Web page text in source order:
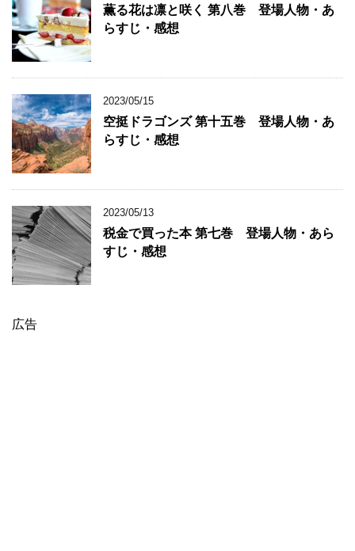
薫る花は凛と咲く 第八巻 登場人物・あ
らすじ・感想
2023/05/15
空挺ドラゴンズ 第十五巻 登場人物・あ
らすじ・感想
2023/05/13
税金で買った本 第七巻 登場人物・あら
すじ・感想
広告